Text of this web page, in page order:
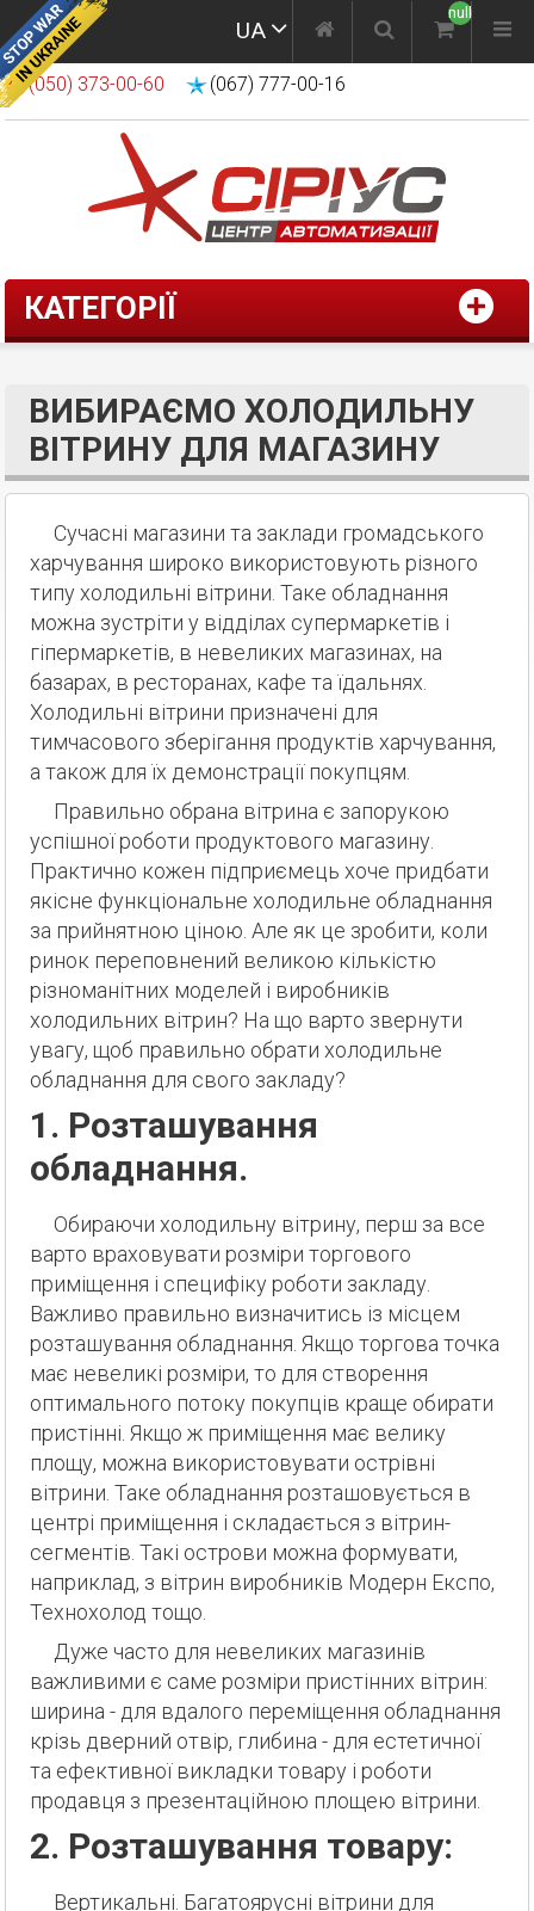
UA
null
(050) 373-00-60 (067) 777-00-16
КАТЕГОРІЇ
ВИБИРАЄМО ХОЛОДИЛЬНУ
ВІТРИНУ ДЛЯ МАГАЗИНУ
Сучасні магазини та заклади громадського
харчування широко використовують різного
типу холодильні вітрини. Таке обладнання
можна зустріти у відділах супермаркетів і
гіпермаркетів, в невеликих магазинах, на
базарах, в ресторанах, кафе та їдальнях.
Холодильні вітрини призначені для
тимчасового зберігання продуктів харчування,
а також для їх демонстрації покупцям.
Правильно обрана вітрина є запорукою
успішної роботи продуктового магазину.
Практично кожен підприємець хоче придбати
якісне функціональне холодильне обладнання
за прийнятною ціною. Але як це зробити, коли
ринок переповнений великою кількістю
різноманітних моделей і виробників
холодильних вітрин? На що варто звернути
увагу, щоб правильно обрати холодильне
обладнання для свого закладу?
1. Розташування
обладнання.
Обираючи холодильну вітрину, перш за все
варто враховувати розміри торгового
приміщення і специфіку роботи закладу.
Важливо правильно визначитись із місцем
розташування обладнання. Якщо торгова точка
має невеликі розміри, то для створення
оптимального потоку покупців краще обирати
пристінні. Якщо ж приміщення має велику
площу, можна використовувати острівні
вітрини. Таке обладнання розташовується в
центрі приміщення і складається з вітрин-
сегментів. Такі острови можна формувати,
наприклад, з вітрин виробників Модерн Експо,
Технохолод тощо.
Дуже часто для невеликих магазинів
важливими є саме розміри пристінних вітрин:
ширина - для вдалого переміщення обладнання
крізь дверний отвір, глибина - для естетичної
та ефективної викладки товару і роботи
продавця з презентаційною площею вітрини.
2. Розташування товару:
Вертикальні. Багатоярусні вітрини для